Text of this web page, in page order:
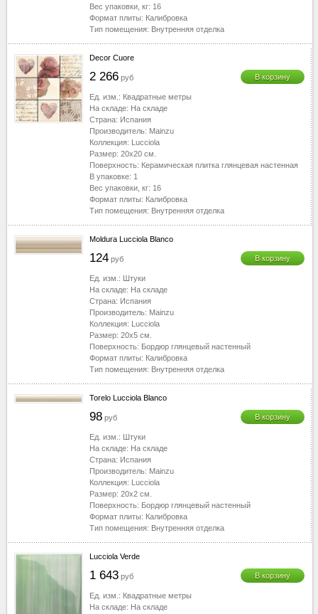
Вес упаковки, кг: 16
Формат плиты: Калибровка
Тип помещения: Внутренняя отделка
Decor Cuore
2 266 руб В корзину
Ед. изм.: Квадратные метры
На складе: На складе
Страна: Испания
Производитель: Mainzu
Коллекция: Lucciola
Размер: 20x20 см.
Поверхность: Керамическая плитка глянцевая настенная
В упаковке: 1
Вес упаковки, кг: 16
Формат плиты: Калибровка
Тип помещения: Внутренняя отделка
Moldura Lucciola Blanco
124 руб В корзину
Ед. изм.: Штуки
На складе: На складе
Страна: Испания
Производитель: Mainzu
Коллекция: Lucciola
Размер: 20x5 см.
Поверхность: Бордюр глянцевый настенный
Формат плиты: Калибровка
Тип помещения: Внутренняя отделка
Torelo Lucciola Blanco
98 руб В корзину
Ед. изм.: Штуки
На складе: На складе
Страна: Испания
Производитель: Mainzu
Коллекция: Lucciola
Размер: 20x2 см.
Поверхность: Бордюр глянцевый настенный
Формат плиты: Калибровка
Тип помещения: Внутренняя отделка
Lucciola Verde
1 643 руб В корзину
Ед. изм.: Квадратные метры
На складе: На складе